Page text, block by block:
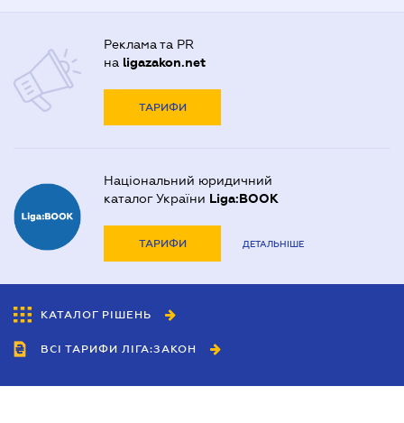
Реклама та PR
на ligazakon.net
ТАРИФИ
Національний юридичний
каталог України Liga:BOOK
ТАРИФИ ДЕТАЛЬНІШЕ
КАТАЛОГ РІШЕНЬ
ВСІ ТАРИФИ ЛІГА:ЗАКОН